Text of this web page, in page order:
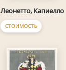
Леонетто, Капиелло
СТОИМОСТЬ